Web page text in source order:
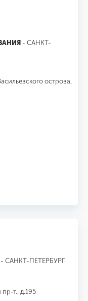
- САНКТ-
острова,
- САНКТ-ПЕТЕРБУРГ
т., д.195